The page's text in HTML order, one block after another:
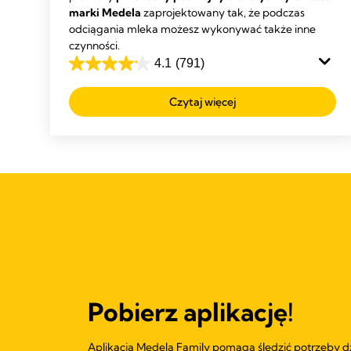
marki Medela zaprojektowany tak, że podczas
odciągania mleka możesz wykonywać także inne
czynności.
4.1 (791)
4.1
na
5
Czytaj więcej
Pobierz aplikację!
Aplikacja Medela Family pomaga śledzić potrzeby